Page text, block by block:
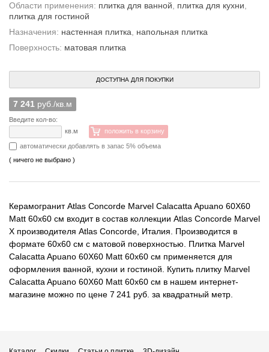
Области применения: плитка для ванной плитка для кухни
плитка для гостиной
Назначения: настенная плитка
напольная плитка
Поверхность: матовая плитка
ДОСТУПНА ДЛЯ ПОКУПКИ
7 241 руб./кв.м
Введите кол-во:
кв.м
положить в корзину
автоматически добавлять в запас 5% объема
( ничего не выбрано )
Керамогранит Atlas Concorde Marvel Calacatta Apuano 60X60
Matt 60x60 см входит в состав коллекции Atlas Concorde Marvel
X производителя Atlas Concorde, Италия. Производится в
формате 60x60 см с матовой поверхностью. Плитка Marvel
Calacatta Apuano 60X60 Matt 60x60 см применяется для
оформления ванной, кухни и гостиной. Купить плитку Marvel
Calacatta Apuano 60X60 Matt 60x60 см в нашем интернет-
магазине можно по цене 7 241 руб. за квадратный метр.